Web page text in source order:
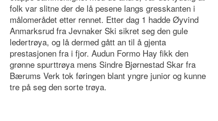
folk var slitne der de lå pesene langs gresskanten i
målomerådet etter rennet. Etter dag 1 hadde Øyvind
Anmarksrud fra Jevnaker Ski sikret seg den gule
ledertrøya, og lå dermed gått an til å gjenta
prestasjonen fra i fjor. Audun Formo Hay fikk den
grønne spurttrøya mens Sindre Bjørnestad Skar fra
Bærums Verk tok føringen blant yngre junior og kunne
tre på seg den sorte trøya.